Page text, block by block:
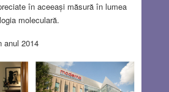
în aceeași măsură în lumea
moleculară.
anul 2014